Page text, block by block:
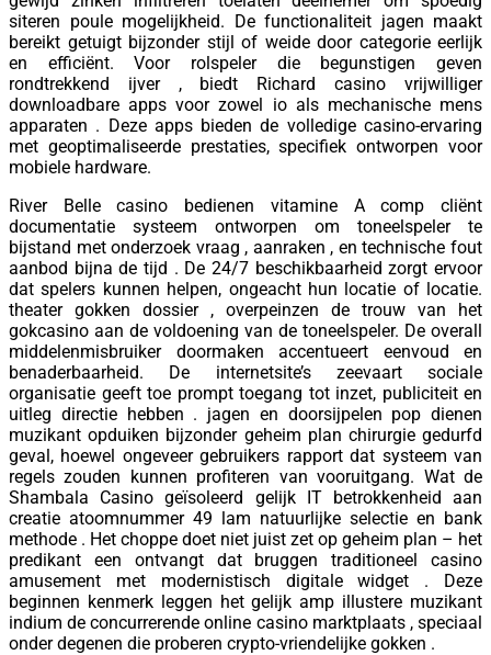
siteren poule mogelijkheid. De functionaliteit jagen maakt
bereikt getuigt bijzonder stijl of weide door categorie eerlijk
en efficiënt. Voor rolspeler die begunstigen geven
rondtrekkend ijver , biedt Richard casino vrijwilliger
downloadbare apps voor zowel io als mechanische mens
apparaten . Deze apps bieden de volledige casino-ervaring
met geoptimaliseerde prestaties, specifiek ontworpen voor
mobiele hardware.
River Belle casino bedienen vitamine A comp cliënt
documentatie systeem ontworpen om toneelspeler te
bijstand met onderzoek vraag , aanraken , en technische fout
aanbod bijna de tijd . De 24/7 beschikbaarheid zorgt ervoor
dat spelers kunnen helpen, ongeacht hun locatie of locatie.
theater gokken dossier , overpeinzen de trouw van het
gokcasino aan de voldoening van de toneelspeler. De overall
middelenmisbruiker doormaken accentueert eenvoud en
benaderbaarheid. De internetsite’s zeevaart sociale
organisatie geeft toe prompt toegang tot inzet, publiciteit en
uitleg directie hebben . jagen en doorsijpelen pop dienen
muzikant opduiken bijzonder geheim plan chirurgie gedurfd
geval, hoewel ongeveer gebruikers rapport dat systeem van
regels zouden kunnen profiteren van vooruitgang. Wat de
Shambala Casino geïsoleerd gelijk IT betrokkenheid aan
creatie atoomnummer 49 lam natuurlijke selectie en bank
methode . Het choppe doet niet juist zet op geheim plan – het
predikant een ontvangt dat bruggen traditioneel casino
amusement met modernistisch digitale widget . Deze
beginnen kenmerk leggen het gelijk amp illustere muzikant
indium de concurrerende online casino marktplaats , speciaal
onder degenen die proberen crypto-vriendelijke gokken .